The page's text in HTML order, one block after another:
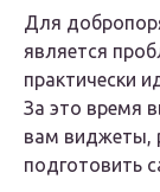
Для
является
практически
За это время
вам виджеты,
подготовить